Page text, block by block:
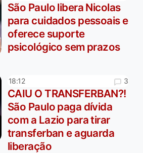
São Paulo libera Nicolas
para cuidados pessoais e
oferece suporte
psicológico sem prazos
18:12 3
CAIU O TRANSFERBAN?!
São Paulo paga dívida
com a Lazio para tirar
transferban e aguarda
liberação